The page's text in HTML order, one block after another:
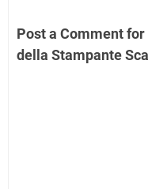
Post a Comment
della Stampante